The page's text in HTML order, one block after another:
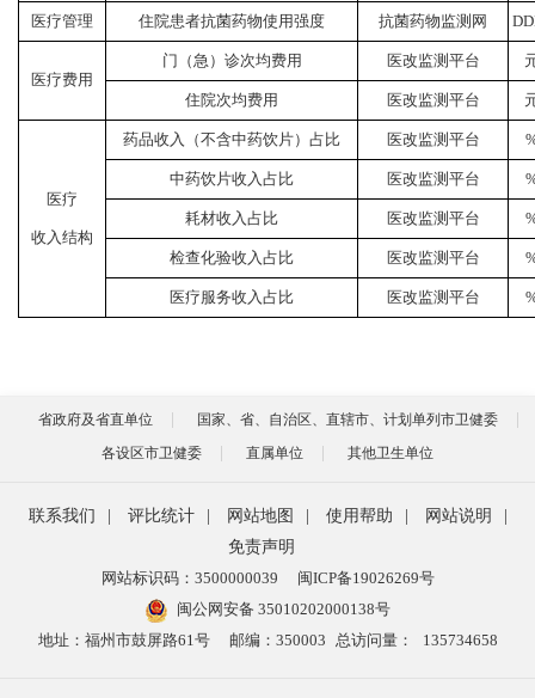
医疗管理 住院患者抗菌药物使用强度 抗菌药物监测网
医疗费用
门（急）诊次均费用 医改监测平台
住院次均费用 医改监测平台
医疗
收入结构
药品收入（不含中药饮片）占比 医改监测平台
中药饮片收入占比 医改监测平台
耗材收入占比 医改监测平台
检查化验收入占比 医改监测平台
医疗服务收入占比 医改监测平台
省政府及省直单位
国家、省、自治区、直辖市、计划单列市卫健委
各设区市卫健委
直属单位 其他卫生单位
联系我们 评比统计 网站地图 使用帮助 网站说明
免责声明
网站标识码：3500000039
闽ICP备19026269号
闽公网安备 35010202000138号
地址：福州市鼓屏路61号
邮编：350003 总访问量： 135734658